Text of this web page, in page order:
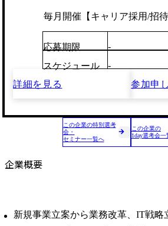
毎月開催【キャリア採用/招
応募期限
-
スケジュール
-
詳細を見る
参加申
この企業の特別選考
会・
セミナー一覧へ
この企業の
1day選考会一
企業概要
新規事業立案から業務改革、IT戦略